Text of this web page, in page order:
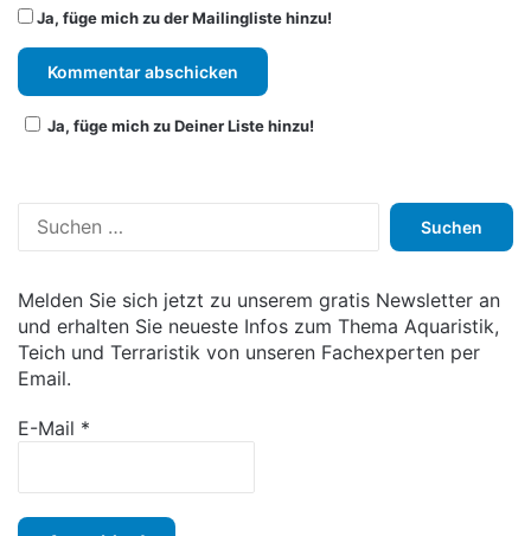
Ja, füge mich zu der Mailingliste hinzu!
Ja, füge mich zu Deiner Liste hinzu!
h
n
n
Melden Sie sich jetzt zu unserem gratis Newsletter an
und erhalten Sie neueste Infos zum Thema Aquaristik,
Teich und Terraristik von unseren Fachexperten per
Email.
E-Mail *